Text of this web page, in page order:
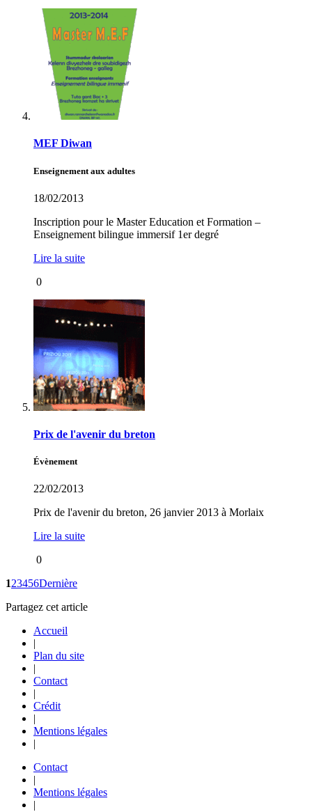
MEF Diwan
Enseignement aux adultes
18/02/2013
Inscription pour le Master Education et Formation –
Enseignement bilingue immersif 1er degré
Lire la suite
0
Prix de l'avenir du breton
Évènement
22/02/2013
Prix de l'avenir du breton, 26 janvier 2013 à Morlaix
Lire la suite
0
123456Dernière
Partagez cet article
Accueil
|
Plan du site
|
Contact
|
Crédit
|
Mentions légales
|
Contact
|
Mentions légales
|